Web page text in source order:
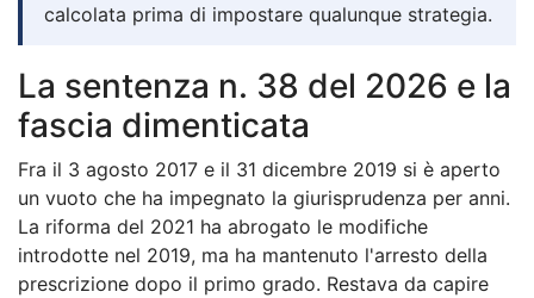
calcolata prima di impostare qualunque strategia.
La sentenza n. 38 del 2026 e la
fascia dimenticata
Fra il 3 agosto 2017 e il 31 dicembre 2019 si è aperto
un vuoto che ha impegnato la giurisprudenza per anni.
La riforma del 2021 ha abrogato le modifiche
introdotte nel 2019, ma ha mantenuto l'arresto della
prescrizione dopo il primo grado. Restava da capire